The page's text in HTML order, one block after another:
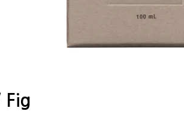
Fig